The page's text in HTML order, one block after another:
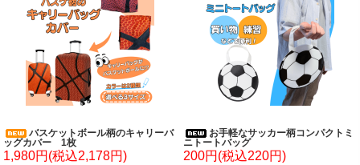
バスケットボール柄のキャリーバ
ッグカバー 1枚
1,980円(税込2,178円)
お手軽なサッカー柄コンパクトミ
ニトートバッグ
200円(税込220円)